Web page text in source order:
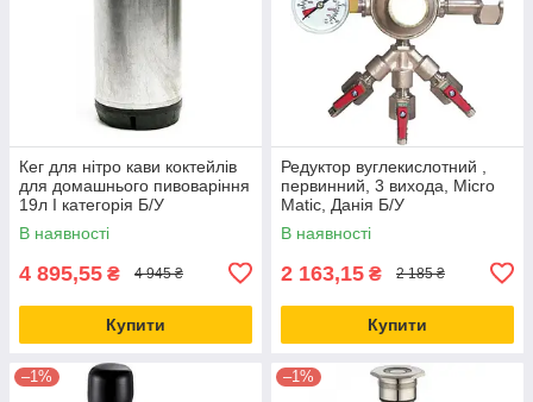
Кег для нітро кави коктейлів
для домашнього пивоваріння
19л I категорія Б/У
В наявності
4 895,55 ₴ 4 945 ₴
Купити
Редуктор вуглекислотний ,
первинний, 3 вихода, Micro
Matic, Данія Б/У
В наявності
2 163,15 ₴ 2 185 ₴
Купити
–1% –1%